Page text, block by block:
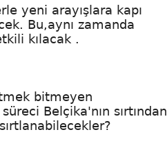
yeni arayışlara kapı
Bu,aynı zamanda
kılacak .
bitmeyen
Belçika'nın sırtından